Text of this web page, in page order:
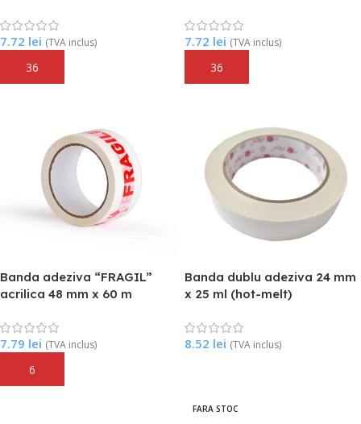
7.72 lei (TVA inclus)
Adaugă În Coș
7.72 lei (TVA inclus)
Adaugă În Coș
Banda adeziva “FRAGIL”
acrilica 48 mm x 60 m
7.79 lei (TVA inclus)
Adaugă În Coș
Banda dublu adeziva 24 mm
x 25 ml (hot-melt)
8.52 lei (TVA inclus)
FARA STOC